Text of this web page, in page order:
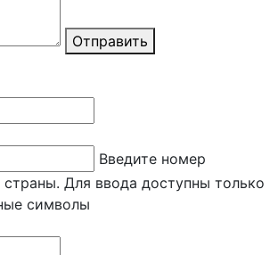
Отправить
Введите номер
Для ввода доступны только
символы